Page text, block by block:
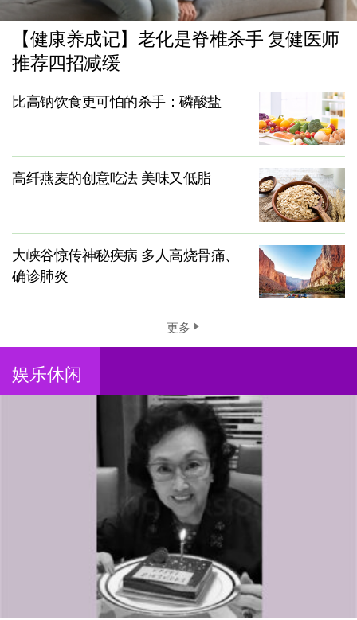
【健康养成记】老化是脊椎杀手 复健医师
推荐四招减缓
比高钠饮食更可怕的杀手：磷酸盐
高纤燕麦的创意吃法 美味又低脂
大峡谷惊传神秘疾病 多人高烧骨痛、
确诊肺炎
更多
娱乐休闲